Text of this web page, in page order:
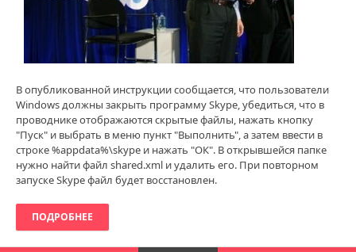
В опубликованной инструкции сообщается, что пользователи
Windows должны закрыть программу Skype, убедиться, что в
проводнике отображаются скрытые файлы, нажать кнопку
"Пуск" и выбрать в меню пункт "Выполнить", а затем ввести в
строке %appdata%\skype и нажать "ОК". В открывшейся папке
нужно найти файл shared.xml и удалить его. При повторном
запуске Skype файл будет восстановлен.
ПОДРОБНЕЕ